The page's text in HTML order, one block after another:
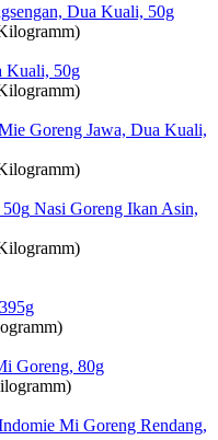
Dua Kuali, 50g
Kuali, 50g
Goreng Jawa, Dua Kuali,
Nasi Goreng Ikan Asin,
Goreng, 80g
Mi Goreng Rendang,